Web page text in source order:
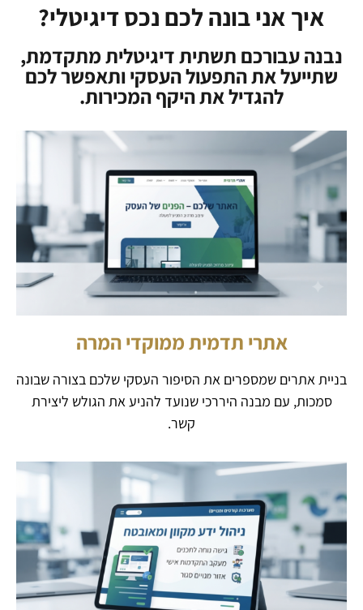
איך אני בונה לכם נכס דיגיטלי?
נבנה עבורכם תשתית דיגיטלית מתקדמת,
שתייעל את התפעול העסקי ותאפשר לכם
להגדיל את היקף המכירות.
אתרי תדמית ממוקדי המרה
בניית אתרים שמספרים את הסיפור העסקי שלכם בצורה שבונה
סמכות, עם מבנה היררכי שנועד להניע את הגולש ליצירת
קשר.